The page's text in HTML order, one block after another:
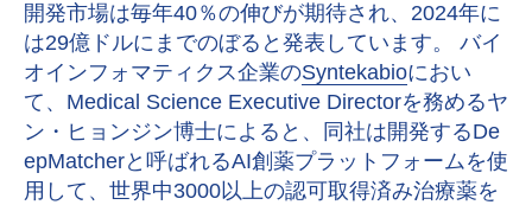
開発市場は毎年40％の伸びが期待され、2024年に
は29億ドルにまでのぼると発表しています。 バイ
オインフォマティクス企業のSyntekabioにおい
て、Medical Science Executive Directorを務めるヤ
ン・ヒョンジン博士によると、同社は開発するDe
epMatcherと呼ばれるAI創薬プラットフォームを使
用して、世界中3000以上の認可取得済み治療薬を